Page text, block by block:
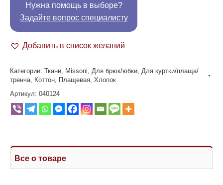
Нужна помощь в выборе?
Задайте вопрос специалисту
Добавить в список желаний
Категории: Ткани Missoni Для брюк/юбки Для куртки/плаща/
тренча Коттон Плащевая Хлопок
Артикул: 040124
Все о товаре